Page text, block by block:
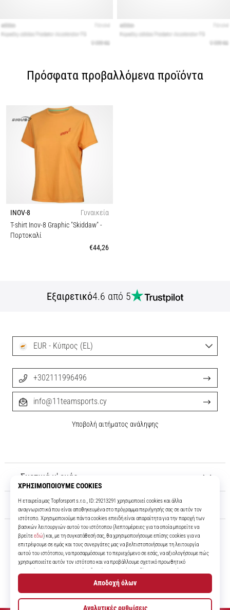
Πρόσφατα προβαλλόμενα προϊόντα
INOV-8
Γυναικεία
T-shirt Inov-8 Graphic "Skiddaw"-
Πορτοκαλί
€44,26
Εξαιρετικό4.6 από 5
11teamsports.cy
Για πάνω από 16 χρόνια είμαστε οι συμπαίκτες σας, προσφέροντάς σας
τα καλύτερα και πιο σύγχρονα ποδοσφαιρικά προϊόντα.
Σχετικά μ' εμάς
Εξυπηρέτηση πελατών
EUR - Κύπρος (EL)
+302111996496
info@11teamsports.cy
Υποβολή αιτήματος ανάληψης